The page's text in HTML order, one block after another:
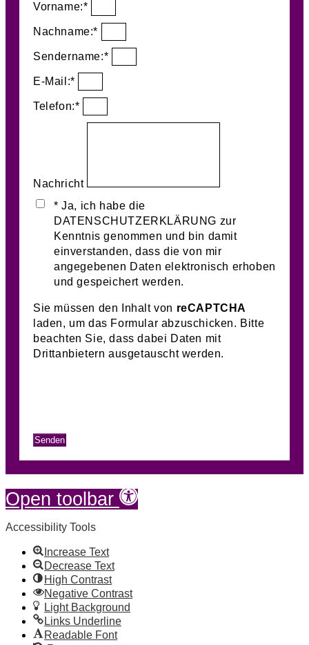
Vorname:*
Nachname:*
Sendername:*
E-Mail:*
Telefon:*
Nachricht
* Ja, ich habe die
DATENSCHUTZERKLÄRUNG zur
Kenntnis genommen und bin damit
einverstanden, dass die von mir
angegebenen Daten elektronisch erhoben
und gespeichert werden.
Sie müssen den Inhalt von reCAPTCHA
laden, um das Formular abzuschicken. Bitte
beachten Sie, dass dabei Daten mit
Drittanbietern ausgetauscht werden.
Senden
Open toolbar
Accessibility Tools
Increase Text
Decrease Text
High Contrast
Negative Contrast
Light Background
Links Underline
Readable Font